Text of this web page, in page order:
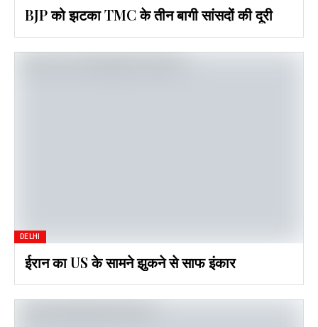
BJP को झटका TMC के तीन बागी सांसदों की दूरी
DELHI
ईरान का US के सामने झुकने से साफ इंकार